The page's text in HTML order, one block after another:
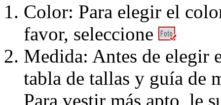
Color: Para elegir el
favor, seleccione
Medida: Antes de elegir
tabla de tallas y guía de
Para vestir más apto, le